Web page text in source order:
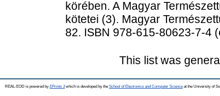
körében. A Magyar
kötetei (3). Magyar
82. ISBN 978-615-80623-7-4
This list was
REAL-EOD is powered by EPrints 3which is developed by the School of Electronics and Computer Science at the University of